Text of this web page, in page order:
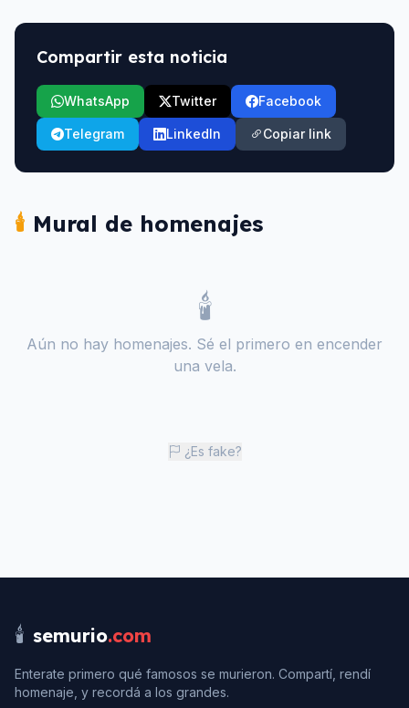
Compartir esta noticia
WhatsApp Twitter Facebook
Telegram LinkedIn Copiar link
🕯️ Mural de homenajes
🕯️
Aún no hay homenajes. Sé el primero en encender
una vela.
¿Es fake?
🕯️ semurio.com
Enterate primero qué famosos se murieron. Compartí, rendí
homenaje, y recordá a los grandes.